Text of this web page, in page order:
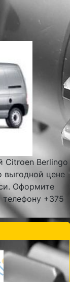
Citroen Berlingo
выгодной цене
Оформите
телефону +375